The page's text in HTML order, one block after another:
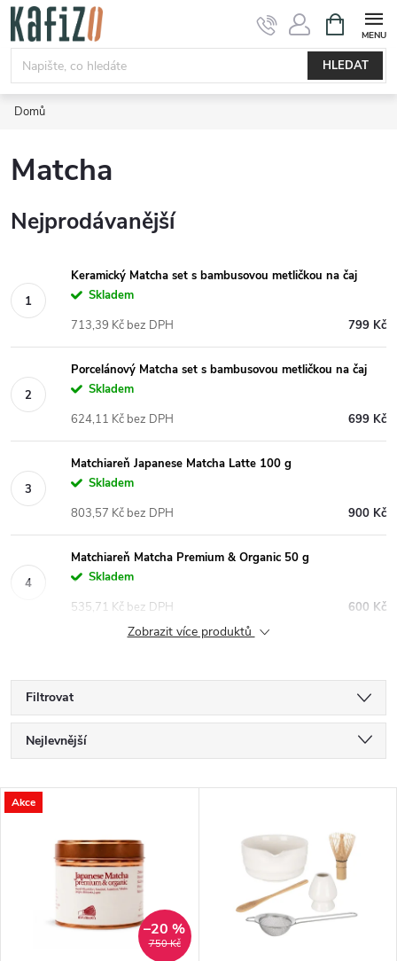
Přejít
obsah
HLEDAT
NÁKUPNÍ
KOŠÍK
Domů
Matcha
Nejprodávanější
Keramický Matcha set s bambusovou metličkou na čaj
Skladem
799 Kč
713,39 Kč bez DPH
Porcelánový Matcha set s bambusovou metličkou na čaj
Skladem
699 Kč
624,11 Kč bez DPH
Matchiareň Japanese Matcha Latte 100 g
Skladem
900 Kč
803,57 Kč bez DPH
Matchiareň Matcha Premium & Organic 50 g
Skladem
600 Kč
535,71 Kč bez DPH
Zobrazit více produktů
Filtrovat
Ř
a
Nejlevnější
Nejprodávanější
Abecedně
V
Akce
750 Kč
–20 %